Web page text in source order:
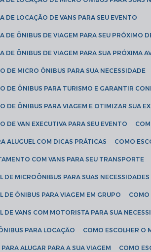
DE LOCAÇÃO DE VANS PARA SEU EVENTO
DE ÔNIBUS DE VIAGEM PARA SEU PRÓXIMO
DE ÔNIBUS DE VIAGEM PARA SUA PRÓXIMA
DE MICRO ÔNIBUS PARA SUA NECESSIDADE
DE ÔNIBUS PARA TURISMO E GARANTIR
DE ÔNIBUS PARA VIAGEM E OTIMIZAR SUA
DE VAN EXECUTIVA PARA SEU EVENTO
ALUGUEL COM DICAS PRÁTICAS COMO
COM VANS PARA SEU TRANSPORTE
DE MICROÔNIBUS PARA SUAS NECESSIDADES
DE ÔNIBUS PARA VIAGEM EM GRUPO
DE VANS COM MOTORISTA PARA SUA
PARA LOCAÇÃO COMO ESCOLHER
ALUGAR PARA A SUA VIAGEM COMO